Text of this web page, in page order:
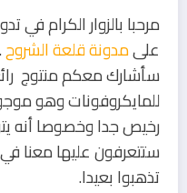
مرحبا بالزوار الكرام في
علىمدونة قلعة الشروح.
سأشارك معكم منتوج
للمايكروفونات وهو
رخيص جدا وخصوصا أنه
ستتعرفون عليها معنا
تذهبوا بعيدا.